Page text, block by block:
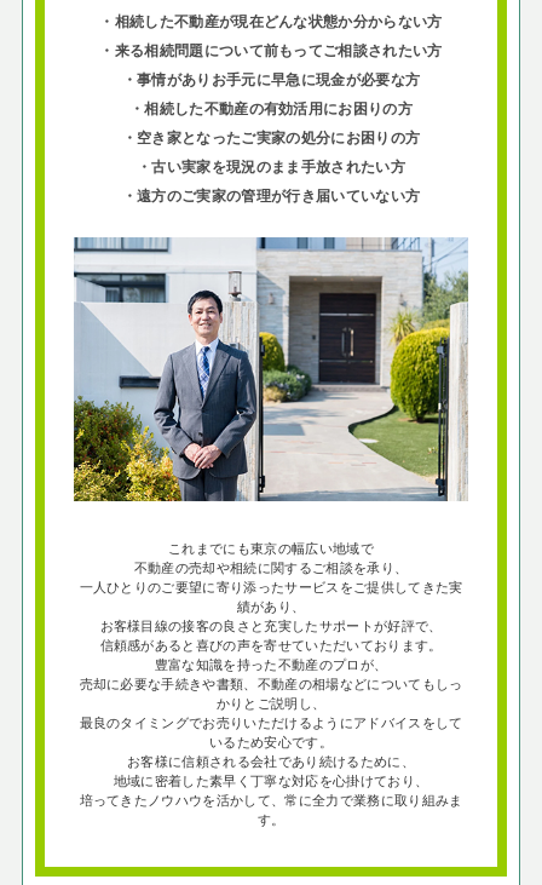
・相続した不動産が現在どんな状態か分からない方
・来る相続問題について前もってご相談されたい方
・事情がありお手元に早急に現金が必要な方
・相続した不動産の有効活用にお困りの方
・空き家となったご実家の処分にお困りの方
・古い実家を現況のまま手放されたい方
・遠方のご実家の管理が行き届いていない方
これまでにも東京の幅広い地域で
不動産の売却や相続に関するご相談を承り、
一人ひとりのご要望に寄り添ったサービスをご提供してきた実
績があり、
お客様目線の接客の良さと充実したサポートが好評で、
信頼感があると喜びの声を寄せていただいております。
豊富な知識を持った不動産のプロが、
売却に必要な手続きや書類、不動産の相場などについてもしっ
かりとご説明し、
最良のタイミングでお売りいただけるようにアドバイスをして
いるため安心です。
お客様に信頼される会社であり続けるために、
地域に密着した素早く丁寧な対応を心掛けており、
培ってきたノウハウを活かして、常に全力で業務に取り組みま
す。